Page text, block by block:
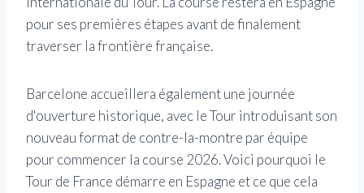
pour ses premières étapes avant de finalement
traverser la frontière française.
Barcelone accueillera également une journée
d'ouverture historique, avec le Tour introduisant son
nouveau format de contre-la-montre par équipe
pour commencer la course 2026. Voici pourquoi le
Tour de France démarre en Espagne et ce que cela